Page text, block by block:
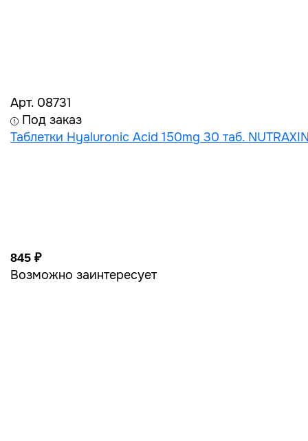
Арт. 08731
Под заказ
Таблетки Hyaluronic Acid 150mg 30 таб.
845 ₽
Возможно заинтересует